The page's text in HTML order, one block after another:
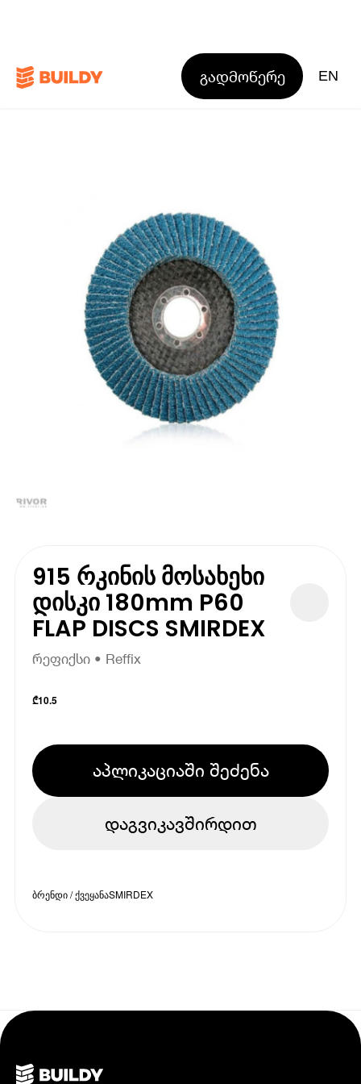
გადმოწერე EN
915 რკინის მოსახეხი
დისკი 180mm P60
FLAP DISCS SMIRDEX
რეფიქსი • Reffix
₾10.5
აპლიკაციაში შეძენა
დაგვიკავშირდით
ბრენდი / ქვეყანაSMIRDEX